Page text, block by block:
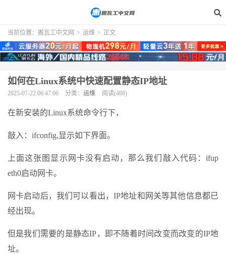
当前位置： 搬瓦工中文网 > 运维 > 正文
如何在Linux系统中快速配置静态IP地址
2025-07-22 06:47:06 分类： 运维 阅读(488)
在新安装的Linux系统命令行下，
敲入：ifconfig,显示如下界面。
上面这张图显示网卡没有启动，那么我们敲入代码：ifup
eth0启动网卡。
网卡启动后，我们可以看出，IP地址和网关等其他信息都已
经出现。
但是我们需要的是静态IP，即不随着时间改变而改变的IP地
址。